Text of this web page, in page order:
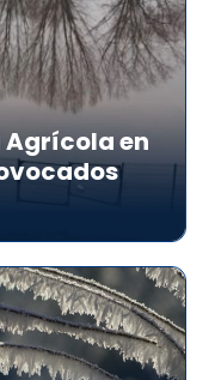
Agrícola en